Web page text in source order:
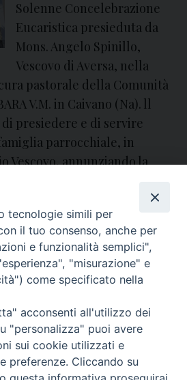
Solenne Concelebrazione
Eucaristica presieduta da
Mons. Angelo Spinillo,
Vescovo di Aversa, nella
pastorale della Comunità
V.M. in Caivano (Na). ll
presiedere e di servire
parrocchiale, in
Vescovo, annunziando la
i Santi Misteri e
di …
Continua a leggereS
(
»
Pagina successiva »
di Aversa
tecnologie simili per
il tuo consenso, anche per
e funzionalità semplici",
"misurazione" e
come specificato nella
acconsenti all'utilizzo dei
"personalizza" puoi avere
sui cookie utilizzati e
preferenze. Cliccando su